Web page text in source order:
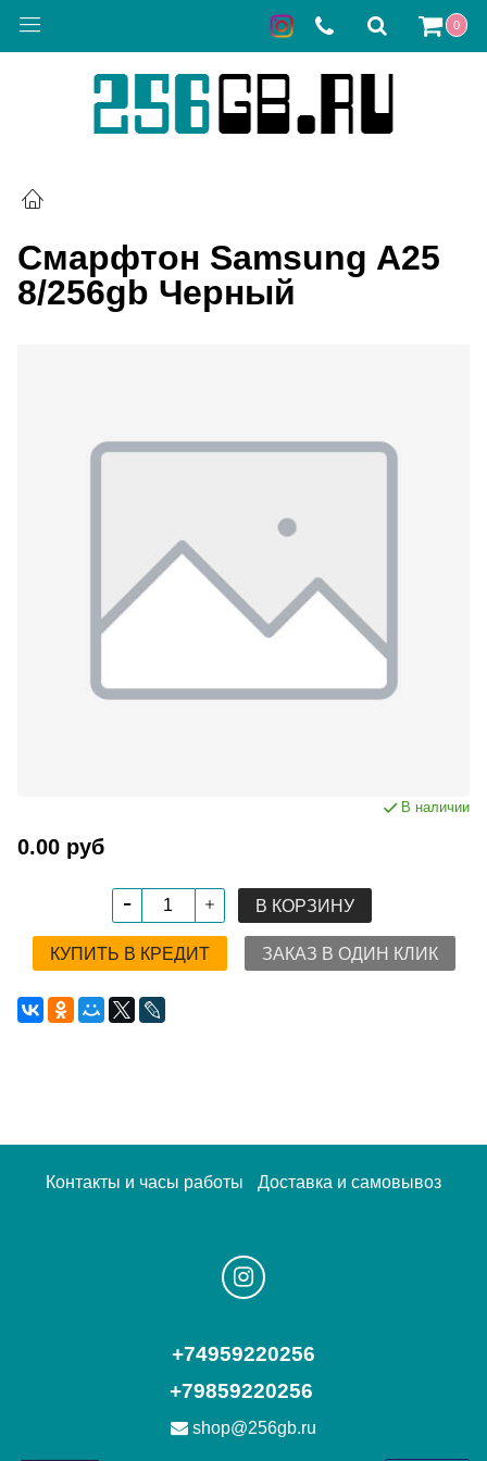
0
Смарфтон Samsung A25
8/256gb Черный
В наличии
0.00 руб
В КОРЗИНУ
КУПИТЬ В КРЕДИТ ЗАКАЗ В ОДИН КЛИК
Контакты и часы работы Доставка и самовывоз
+74959220256
+79859220256
shop@256gb.ru